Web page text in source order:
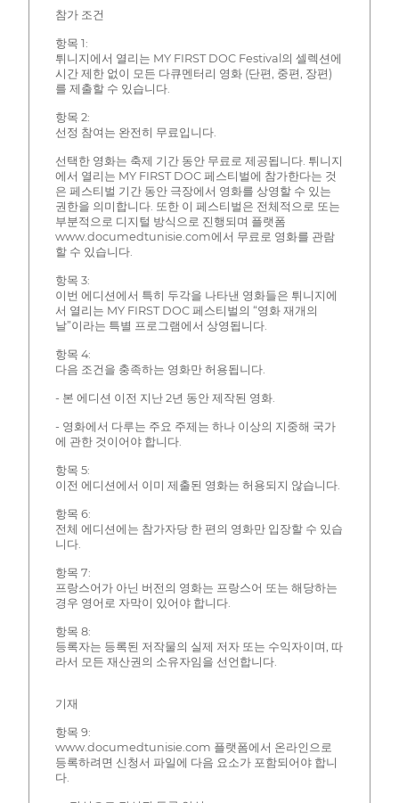
참가 조건
항목 1:
튀니지에서 열리는 MY FIRST DOC Festival의 셀렉션에
시간 제한 없이 모든 다큐멘터리 영화 (단편, 중편, 장편)
를 제출할 수 있습니다.
항목 2:
선정 참여는 완전히 무료입니다.
선택한 영화는 축제 기간 동안 무료로 제공됩니다. 튀니지
에서 열리는 MY FIRST DOC 페스티벌에 참가한다는 것
은 페스티벌 기간 동안 극장에서 영화를 상영할 수 있는
권한을 의미합니다. 또한 이 페스티벌은 전체적으로 또는
부분적으로 디지털 방식으로 진행되며 플랫폼
www.documedtunisie.com에서 무료로 영화를 관람
할 수 있습니다.
항목 3:
이번 에디션에서 특히 두각을 나타낸 영화들은 튀니지에
서 열리는 MY FIRST DOC 페스티벌의 “영화 재개의
날”이라는 특별 프로그램에서 상영됩니다.
항목 4:
다음 조건을 충족하는 영화만 허용됩니다.
- 본 에디션 이전 지난 2년 동안 제작된 영화.
- 영화에서 다루는 주요 주제는 하나 이상의 지중해 국가
에 관한 것이어야 합니다.
항목 5:
이전 에디션에서 이미 제출된 영화는 허용되지 않습니다.
항목 6:
전체 에디션에는 참가자당 한 편의 영화만 입장할 수 있습
니다.
항목 7:
프랑스어가 아닌 버전의 영화는 프랑스어 또는 해당하는
경우 영어로 자막이 있어야 합니다.
항목 8:
등록자는 등록된 저작물의 실제 저자 또는 수익자이며, 따
라서 모든 재산권의 소유자임을 선언합니다.
기재
항목 9:
www.documedtunisie.com 플랫폼에서 온라인으로
등록하려면 신청서 파일에 다음 요소가 포함되어야 합니
다.